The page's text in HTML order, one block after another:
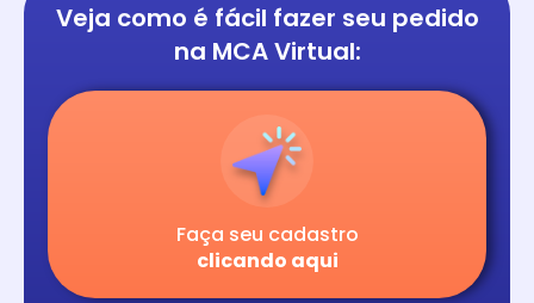
Veja como é fácil fazer seu pedido
na MCA Virtual:
Faça seu cadastro
clicando aqui